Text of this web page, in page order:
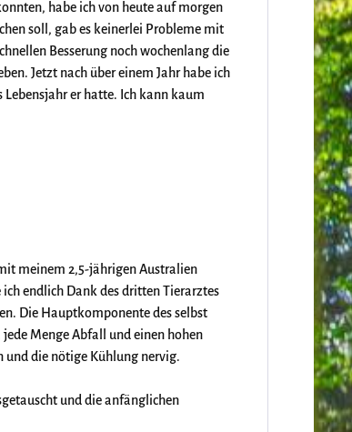
habe ich von heute auf morgen
soll, gab es keinerlei Probleme mit
Besserung noch wochenlang die
Jetzt nach über einem Jahr habe ich
er hatte. Ich kann kaum
meinem 2,5-jährigen Australien
endlich Dank des dritten Tierarztes
Die Hauptkomponente des selbst
Menge Abfall und einen hohen
und die nötige Kühlung nervig.
und die anfänglichen